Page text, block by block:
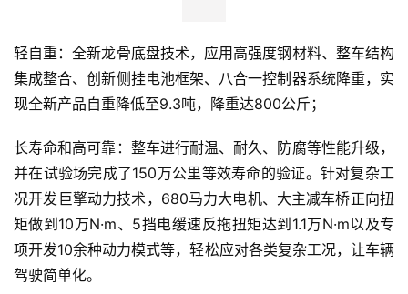
轻自重：全新龙骨底盘技术，应用高强度钢材料、整车结构
集成整合、创新侧挂电池框架、八合一控制器系统降重，实
现全新产品自重降低至9.3吨，降重达800公斤；
长寿命和高可靠：整车进行耐温、耐久、防腐等性能升级，
并在试验场完成了150万公里等效寿命的验证。针对复杂工
况开发巨擎动力技术，680马力大电机、大主减车桥正向扭
矩做到10万N·m、5挡电缓速反拖扭矩达到1.1万N·m以及专
项开发10余种动力模式等，轻松应对各类复杂工况，让车辆
驾驶简单化。